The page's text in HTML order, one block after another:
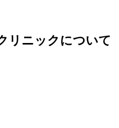
リニックについて